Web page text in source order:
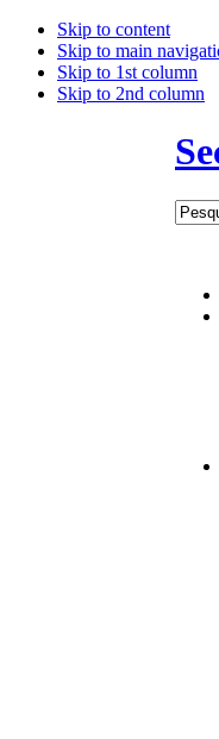
Skip to content
Skip to main
Skip to 1st column
Skip to 2nd column